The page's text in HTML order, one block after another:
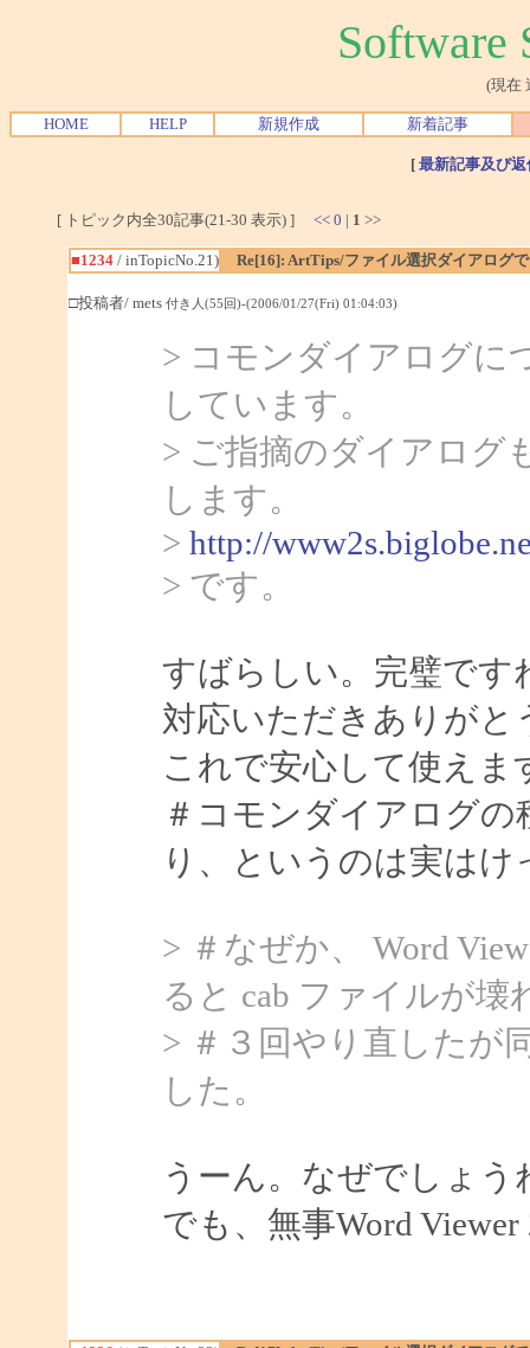
Software
(現在
HOME HELP 新規作成 新着記事
[ 最新記事及び
[ トピック内全30記事(21-30 表示) ] << 0 | 1 >>
■1234/ inTopicNo.21) Re[16]: ArtTips/ファイル選択ダイアログ
□投稿者/ mets 付き人(55回)-(2006/01/27(Fri) 01:04:03)
> コモンダイアログに
しています。
> ご指摘のダイアログ
します。
> http://
> です。
すばらしい。完璧です
対応いただきありがと
これで安心して使えま
＃コモンダイアログ
り、というのは実は
> ＃なぜか、 Word
ると cab ファイルが
> ＃３回やり直したが
した。
うーん。なぜでしょう
でも、無事Word